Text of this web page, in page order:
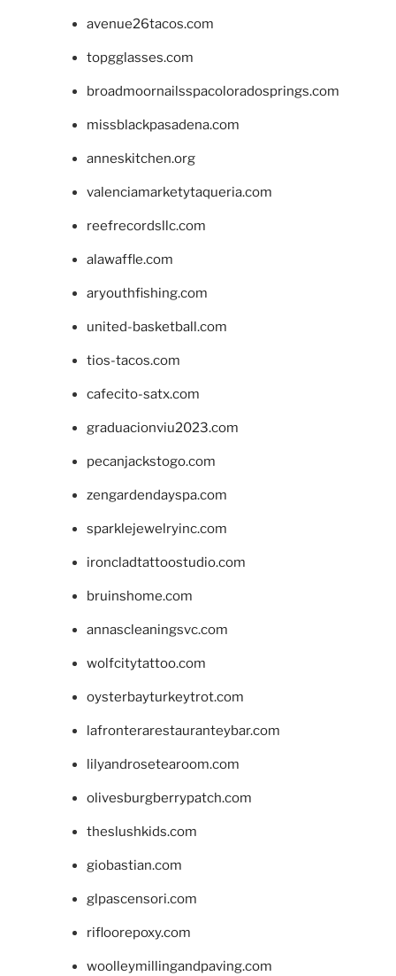
avenue26tacos.com
topgglasses.com
broadmoornailsspacoloradosprings.com
missblackpasadena.com
anneskitchen.org
valenciamarketytaqueria.com
reefrecordsllc.com
alawaffle.com
aryouthfishing.com
united-basketball.com
tios-tacos.com
cafecito-satx.com
graduacionviu2023.com
pecanjackstogo.com
zengardendayspa.com
sparklejewelryinc.com
ironcladtattoostudio.com
bruinshome.com
annascleaningsvc.com
wolfcitytattoo.com
oysterbayturkeytrot.com
lafronterarestauranteybar.com
lilyandrosetearoom.com
olivesburgberrypatch.com
theslushkids.com
giobastian.com
glpascensori.com
rifloorepoxy.com
woolleymillingandpaving.com